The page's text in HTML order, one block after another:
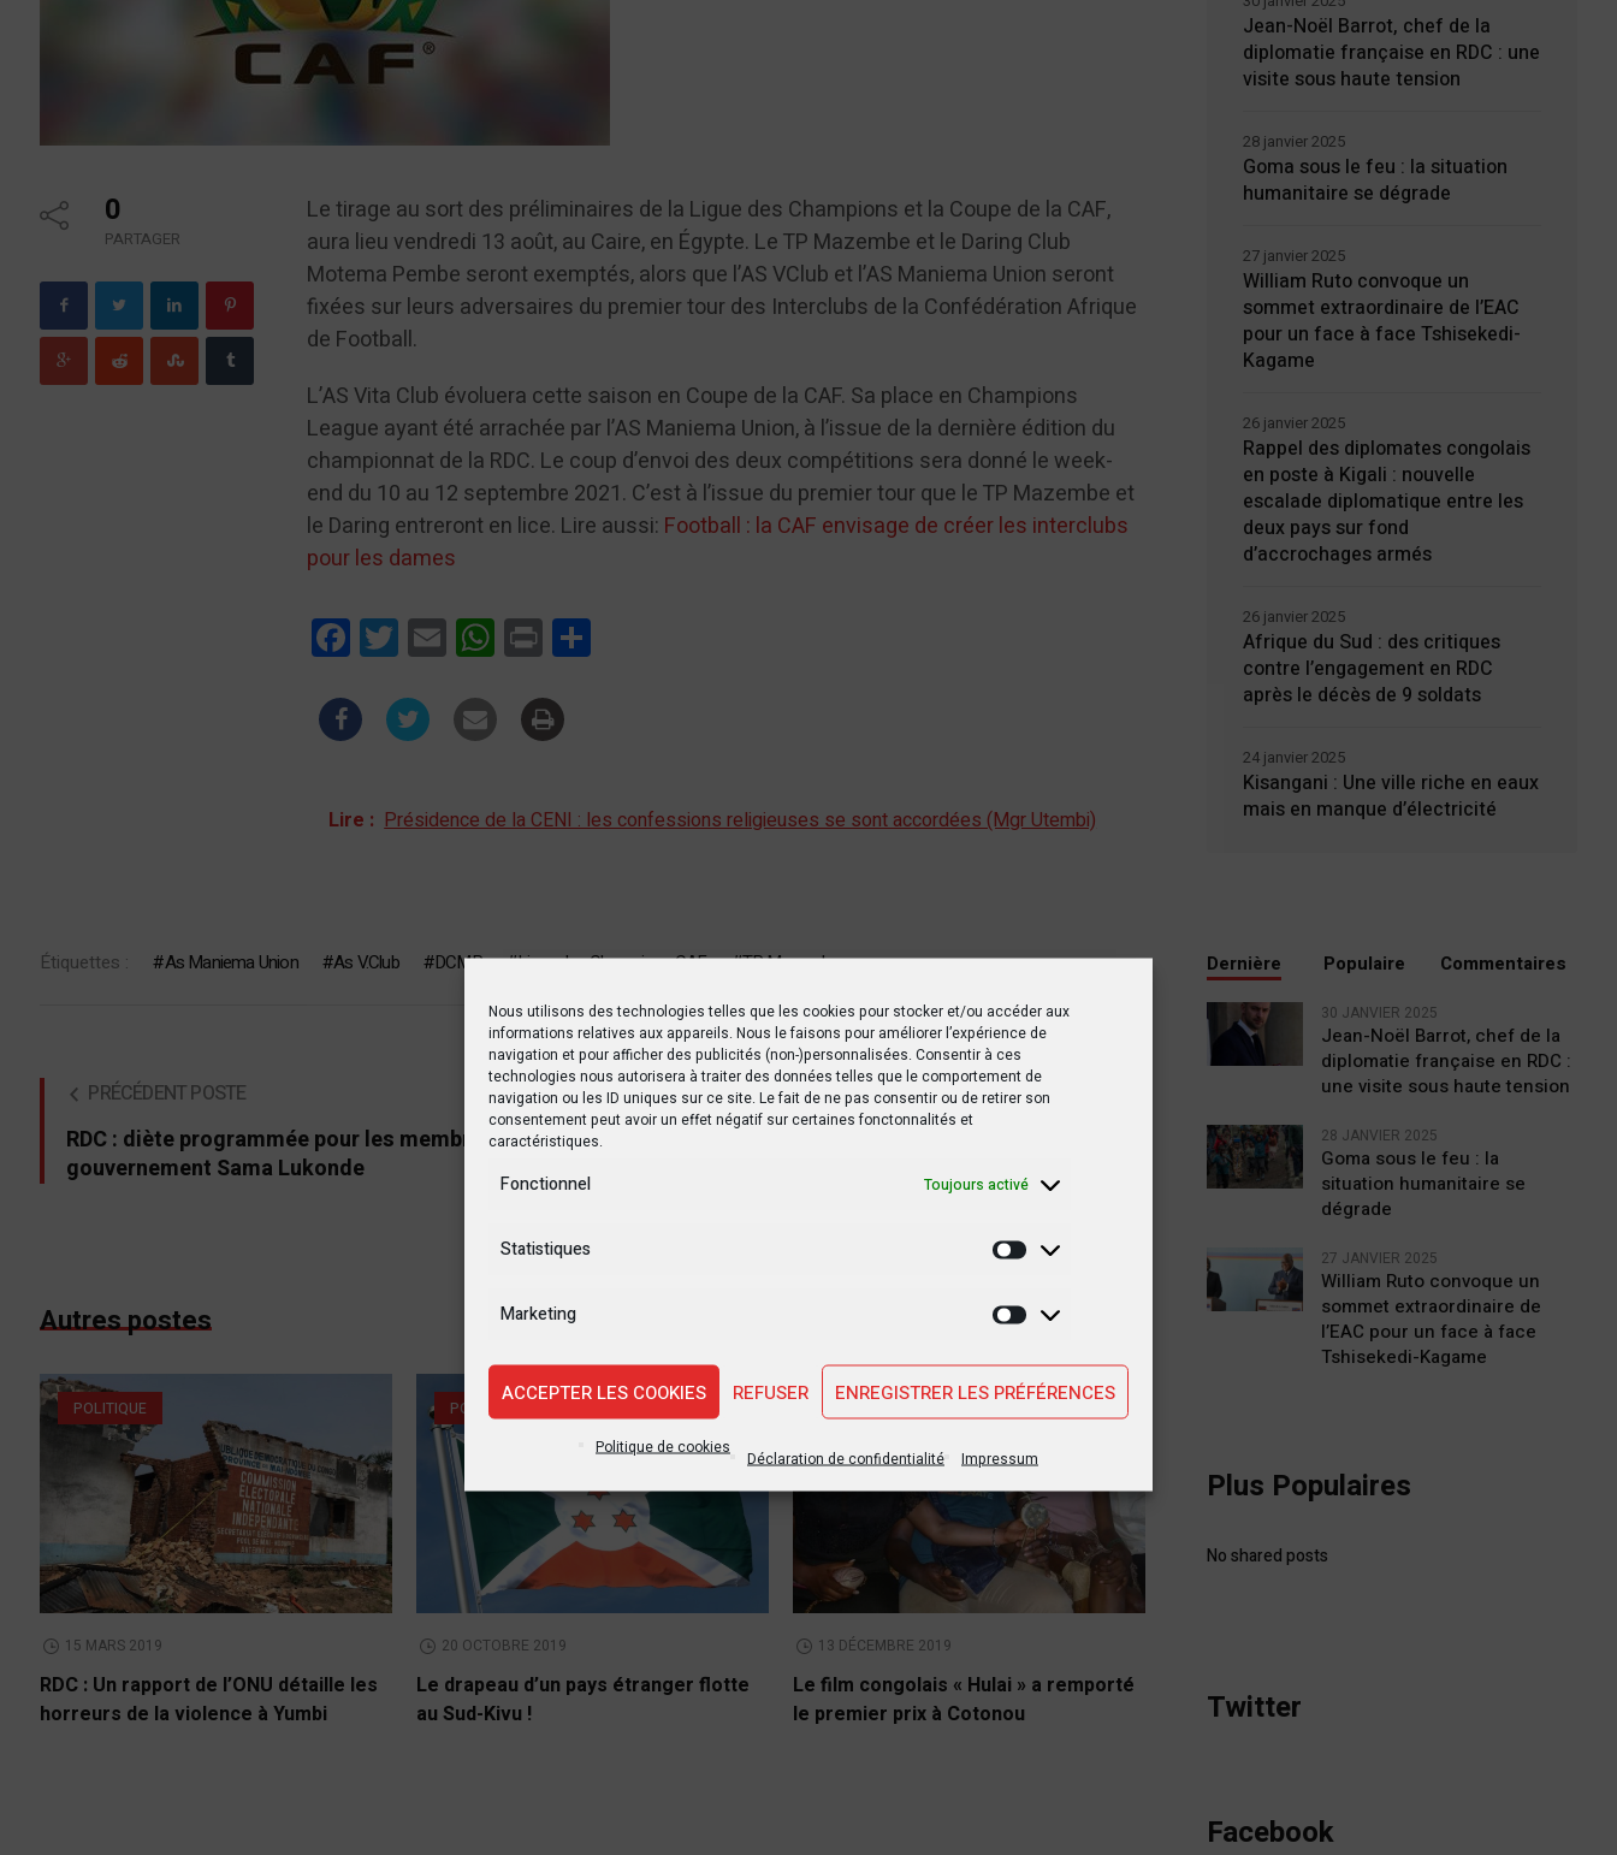
Nous utilisons des technologies telles que les cookies pour stocker et/ou accéder aux
informations relatives aux appareils. Nous le faisons pour améliorer l’expérience de
navigation et pour afficher des publicités (non-)personnalisées. Consentir à ces
technologies nous autorisera à traiter des données telles que le comportement de
navigation ou les ID uniques sur ce site. Le fait de ne pas consentir ou de retirer son
consentement peut avoir un effet négatif sur certaines fonctonnalités et
caractéristiques.
Fonctionnel Toujours activé
Statistiques
Statistiques
Marketing
Marketing
ACCEPTER LES COOKIES REFUSER ENREGISTRER LES PRÉFÉRENCES
Politique de cookies
Déclaration de confidentialité Impressum
0
PARTAGER
Le tirage au sort des préliminaires de la Ligue des Champions et la Coupe de la CAF,
aura lieu vendredi 13 août, au Caire, en Égypte. Le TP Mazembe et le Daring Club
Motema Pembe seront exemptés, alors que l’AS VClub et l’AS Maniema Union seront
fixées sur leurs adversaires du premier tour des Interclubs de la Confédération Afrique
de Football.
L’AS Vita Club évoluera cette saison en Coupe de la CAF. Sa place en Champions
League ayant été arrachée par l’AS Maniema Union, à l’issue de la dernière édition du
championnat de la RDC. Le coup d’envoi des deux compétitions sera donné le week-
end du 10 au 12 septembre 2021. C’est à l’issue du premier tour que le TP Mazembe et
le Daring entreront en lice. Lire aussi: Football : la CAF envisage de créer les interclubs
pour les dames
FacebookTwitterEmail WhatsApp
Print
Lire : Présidence de la CENI : les confessions religieuses se sont accordées (Mgr Utembi)
Étiquettes : As Maniema Union As V.Club DCMP Ligue des Champions CAF TP Mazembe
PRÉCÉDENT POSTE
RDC : diète programmée pour les membres du
gouvernement Sama Lukonde
SUIVANT POSTE
d’accord
Autres postes
POLITIQUE
15 MARS 2019
RDC : Un rapport de l’ONU détaille les
horreurs de la violence à Yumbi
POLITIQUE
20 OCTOBRE 2019
Le drapeau d’un pays étranger flotte
au Sud-Kivu !
13 DÉCEMBRE 2019
Le film congolais « Hulai » a remporté
le premier prix à Cotonou
Jean-Noël Barrot, chef de la
diplomatie française en RDC : une
visite sous haute tension
Goma sous le feu : la situation
humanitaire se dégrade
28 janvier 2025
William Ruto convoque un
sommet extraordinaire de l’EAC
pour un face à face Tshisekedi-
Kagame
27 janvier 2025
Rappel des diplomates congolais
en poste à Kigali : nouvelle
escalade diplomatique entre les
deux pays sur fond
d’accrochages armés
26 janvier 2025
Afrique du Sud : des critiques
contre l’engagement en RDC
après le décès de 9 soldats
26 janvier 2025
Kisangani : Une ville riche en eaux
mais en manque d’électricité
24 janvier 2025
Dernière Populaire Commentaires
30 JANVIER 2025
Jean-Noël Barrot, chef de la
diplomatie française en RDC :
une visite sous haute tension
28 JANVIER 2025
Goma sous le feu : la
situation humanitaire se
dégrade
27 JANVIER 2025
William Ruto convoque un
sommet extraordinaire de
l’EAC pour un face à face
Tshisekedi-Kagame
Plus Populaires
No shared posts
Twitter
Facebook